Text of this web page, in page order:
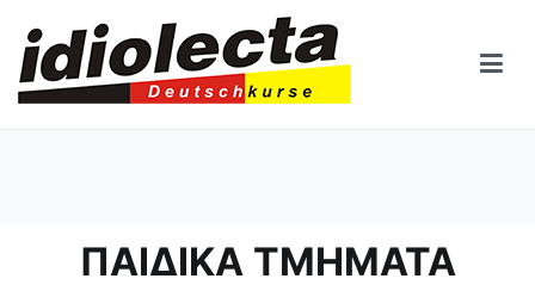
ΠΑΙΔΙΚΑ ΤΜΗΜΑΤΑ